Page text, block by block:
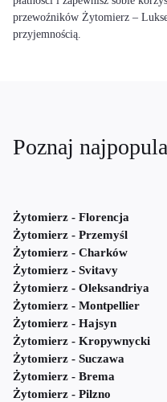
przewoźników Żytomierz –
przyjemnością.
Poznaj
Żytomierz - Florencja
Żytomierz - Przemyśl
Żytomierz - Charków
Żytomierz - Svitavy
Żytomierz - Oleksandriya
Żytomierz - Montpellier
Żytomierz - Hajsyn
Żytomierz - Kropywnycki
Żytomierz - Suczawa
Żytomierz - Brema
Żytomierz - Pilzno